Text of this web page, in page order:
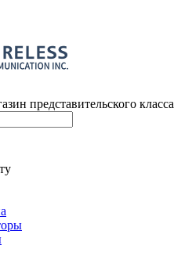
представительского класса